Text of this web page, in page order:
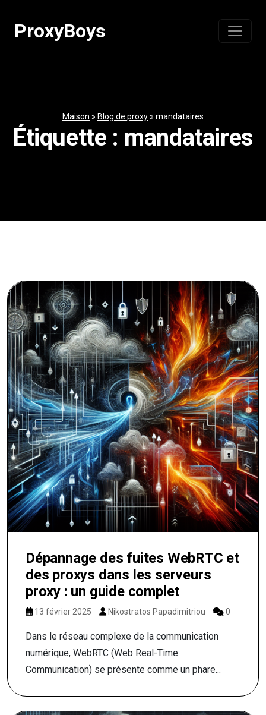
contenuProxyBoys
Maison » Blog de proxy » mandataires
Étiquette : mandataires
Dépannage des fuites WebRTC et
des proxys dans les serveurs
proxy : un guide complet
13 février 2025 Nikostratos Papadimitriou 0
Dans le réseau complexe de la communication
numérique, WebRTC (Web Real-Time
Communication) se présente comme un phare...